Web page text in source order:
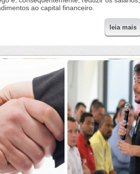
ao capital financeiro.
leia mais